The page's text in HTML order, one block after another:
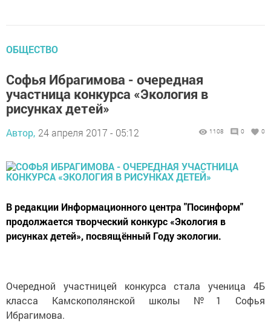
ОБЩЕСТВО
Софья Ибрагимова - очередная
участница конкурса «Экология в
рисунках детей»
Автор, 24 апреля 2017 - 05:12 1108 0 0
В редакции Информационного центра "Посинформ"
продолжается творческий конкурс «Экология в
рисунках детей», посвящённый Году экологии.
Очередной участницей конкурса стала ученица 4Б
класса Камскополянской школы №1 Софья
Ибрагимова.